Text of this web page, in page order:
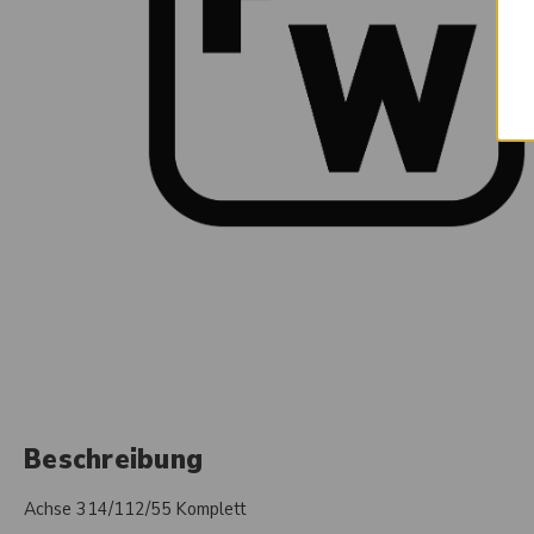
Beschreibung
Achse 314/112/55 Komplett